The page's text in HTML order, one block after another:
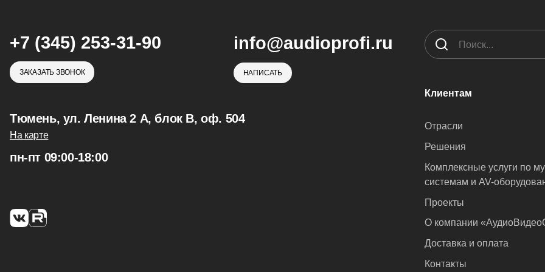
+7 (345) 253-31-90
ЗАКАЗАТЬ ЗВОНОК
info@audioprofi.ru
НАПИСАТЬ
Тюмень, ул. Ленина 2 А, блок В, оф. 504
На карте
пн-пт 09:00-18:00
Клиентам
Отрасли
Решения
Комплексные услуги по
системам и AV-
Проекты
О компании
Доставка и оплата
Контакты